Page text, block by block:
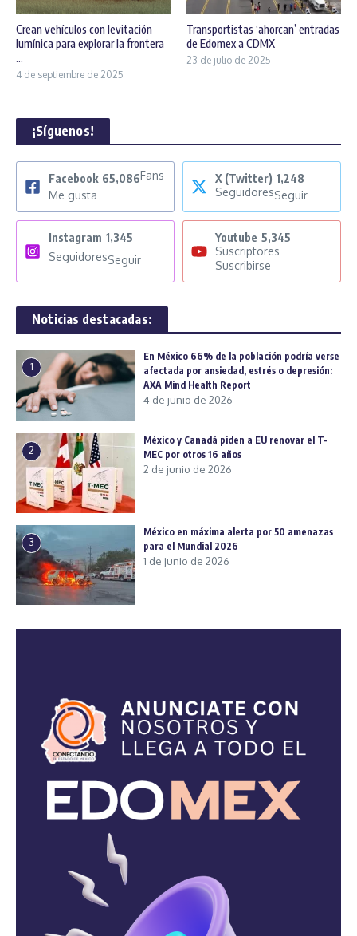
Crean vehículos con levitación
lumínica para explorar la frontera
...
4 de septiembre de 2025
Transportistas ‘ahorcan’ entradas
de Edomex a CDMX
23 de julio de 2025
¡Síguenos!
Facebook 65,086Fans
Me gusta
X (Twitter) 1,248
SeguidoresSeguir
Instagram 1,345
SeguidoresSeguir
Youtube 5,345
Suscriptores
Suscribirse
Noticias destacadas:
1
En México 66% de la población podría verse
afectada por ansiedad, estrés o depresión:
AXA Mind Health Report
4 de junio de 2026
2
México y Canadá piden a EU renovar el T-
MEC por otros 16 años
2 de junio de 2026
3
México en máxima alerta por 50 amenazas
para el Mundial 2026
1 de junio de 2026